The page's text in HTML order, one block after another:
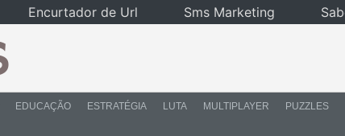
EDUCAÇÃO ESTRATÉGIA LUTA MULTIPLAYER PUZZLES
Encurtador de Url Sms Marketing